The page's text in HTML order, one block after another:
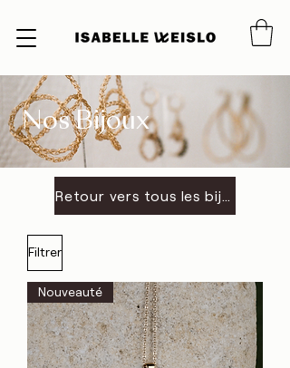
Nos Bijoux
Retour vers tous les bijoux
Filtrer
Nouveauté